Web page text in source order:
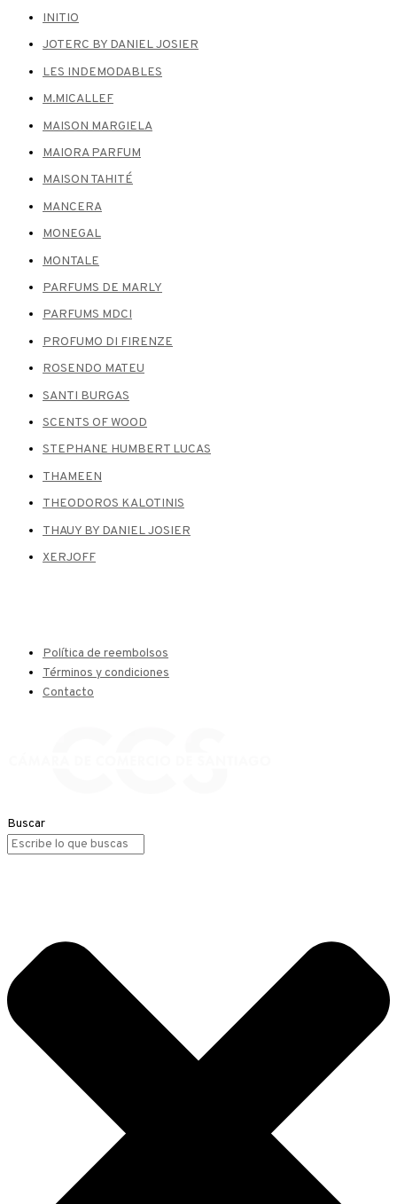
INITIO
JOTERC BY DANIEL JOSIER
LES INDEMODABLES
M.MICALLEF
MAISON MARGIELA
MAIORA PARFUM
MAISON TAHITÉ
MANCERA
MONEGAL
MONTALE
PARFUMS DE MARLY
PARFUMS MDCI
PROFUMO DI FIRENZE
ROSENDO MATEU
SANTI BURGAS
SCENTS OF WOOD
STEPHANE HUMBERT LUCAS
THAMEEN
THEODOROS KALOTINIS
THAUY BY DANIEL JOSIER
XERJOFF
Política de reembolsos
Términos y condiciones
Contacto
Buscar